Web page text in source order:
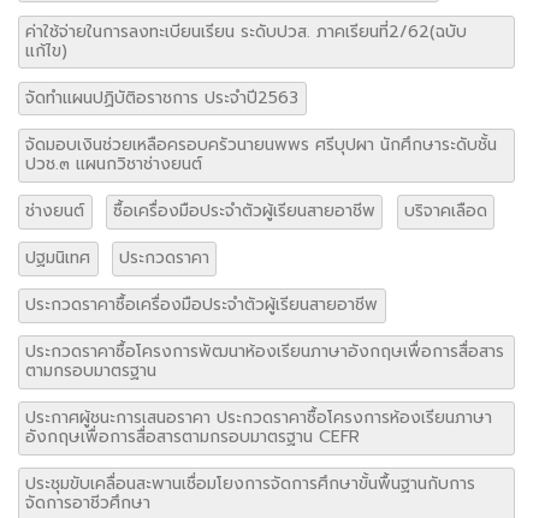
ค่าใช้จ่ายในการลงทะเบียนเรียน ระดับปวส. ภาคเรียนที่2/62(ฉบับ
แก้ไข)
จัดทำแผนปฏิบัติอราชการ ประจำปี2563
จัดมอบเงินช่วยเหลือครอบครัวนายนพพร ศรีบุปผา นักศึกษาระดับชั้น
ปวช.๓ แผนกวิชาช่างยนต์
ช่างยนต์
ซื้อเครื่องมือประจำตัวผู้เรียนสายอาชีพ
บริจาคเลือด
ปฐมนิเทศ
ประกวดราคา
ประกวดราคาซื้อเครื่องมือประจำตัวผู้เรียนสายอาชีพ
ประกวดราคาซื้อโครงการพัฒนาห้องเรียนภาษาอังกฤษเพื่อการสื่อสาร
ตามกรอบมาตรฐาน
ประกาศผู้ชนะการเสนอราคา ประกวดราคาซื้อโครงการห้องเรียนภาษา
อังกฤษเพื่อการสื่อสารตามกรอบมาตรฐาน CEFR
ประชุมขับเคลื่อนสะพานเชื่อมโยงการจัดการศึกษาขั้นพื้นฐานกับการ
จัดการอาชีวศึกษา